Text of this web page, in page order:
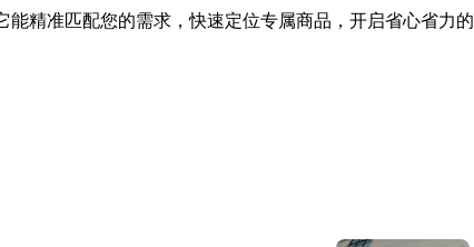
精准匹配您的需求，快速定位专属商品，开启省心省力的